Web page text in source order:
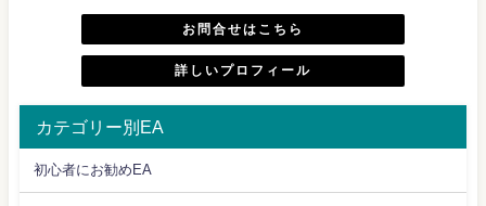
お問合せはこちら
詳しいプロフィール
カテゴリー別EA
初心者にお勧めEA